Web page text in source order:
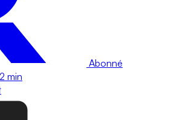
Abonné
2 min